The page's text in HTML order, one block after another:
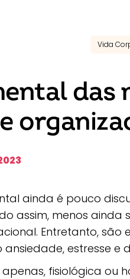
Vida
das
ainda é pouco
assim, menos
Entretanto,
estresse e
fisiológica ou